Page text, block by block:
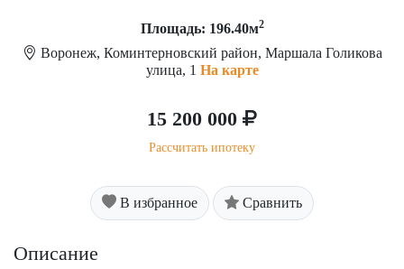
Площадь: 196.40м2
Воронеж, Коминтерновский район, Маршала Голикова
улица, 1 На карте
15 200 000
Рассчитать ипотеку
В избранное Сравнить
Описание